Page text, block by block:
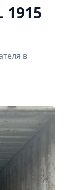
1915
в